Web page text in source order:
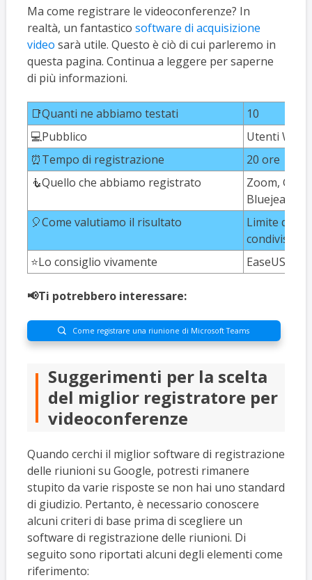
Ma come registrare le videoconferenze? In
realtà, un fantastico software di acquisizione
video sarà utile. Questo è ciò di cui parleremo in
questa pagina. Continua a leggere per saperne
di più informazioni.
📑Quanti ne abbiamo testati
10
💻Pubblico
Utenti
⏰Tempo di registrazione
20 ore
🧜Quello che abbiamo registrato
Zoom,
Bluejeans
🎈Come valutiamo il risultato
Limite di
⭐Lo consiglio vivamente
EaseUS
📢Ti potrebbero interessare:
 Come registrare una riunione di Microsoft Teams
Suggerimenti per la scelta
del miglior registratore per
videoconferenze
Quando cerchi il miglior software di registrazione
delle riunioni su Google, potresti rimanere
stupito da varie risposte se non hai uno standard
di giudizio. Pertanto, è necessario conoscere
alcuni criteri di base prima di scegliere un
software di registrazione delle riunioni. Di
seguito sono riportati alcuni degli elementi come
riferimento: